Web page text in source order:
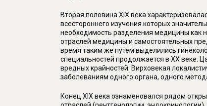
Вторая половина XIX века
всестороннего изучения которых
необходимость разделения медицины как
отраслей медицины и самостоятельных
время таким же путем выделились
специальностей продолжается в XX веке.
вредных крайностей. Вирховекая
заболеваниям одного органа, одного
Конец XIX века ознаменовался рядом